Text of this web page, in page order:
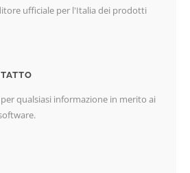
ufficiale per l'Italia dei prodotti
qualsiasi informazione in merito ai